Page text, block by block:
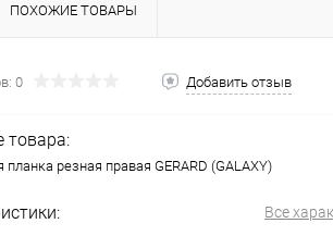
ПОХОЖИЕ ТОВАРЫ
0 Добавить отзыв
товара:
резная правая GERARD (GALAXY)
Все